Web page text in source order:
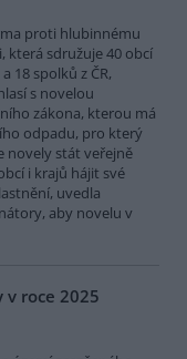
proti hlubinnému
která sdružuje 40 obcí
18 spolků z ČR,
s novelou
zákona, kterou má
odpadu, pro který
novely stát veřejně
i krajů hájit své
uvedla
aby novelu v
v roce 2025